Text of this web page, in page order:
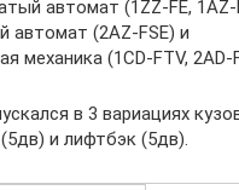
автомат (1ZZ-FE, 1AZ-
автомат (2AZ-FSE) и
механика (1CD-FTV, 2AD-
в 3 вариациях
и лифтбэк (5дв).